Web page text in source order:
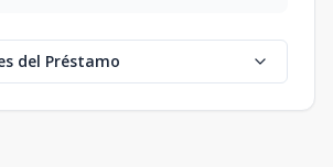
del Préstamo